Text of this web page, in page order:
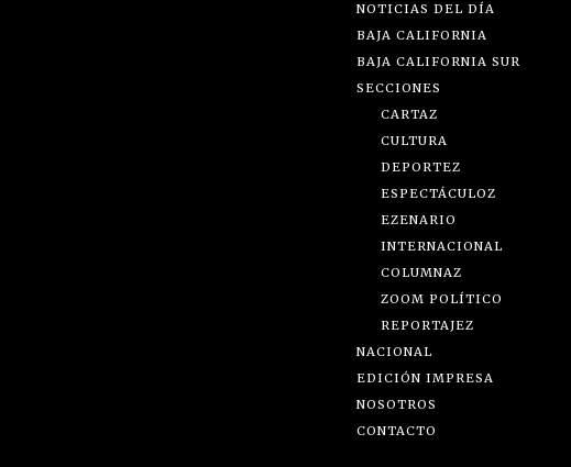
NOTICIAS DEL DÍA
BAJA CALIFORNIA
BAJA CALIFORNIA SUR
SECCIONES
CARTAZ
CULTURA
DEPORTEZ
ESPECTÁCULOZ
EZENARIO
INTERNACIONAL
COLUMNAZ
ZOOM POLÍTICO
REPORTAJEZ
NACIONAL
EDICIÓN IMPRESA
NOSOTROS
CONTACTO